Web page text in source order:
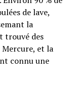
de lave,
la
trouvé des
Mercure, et la
connu une